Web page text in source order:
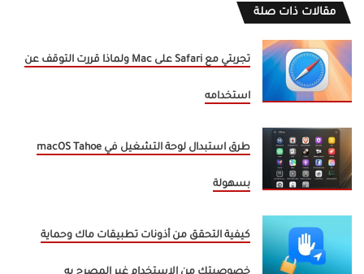
مقالات ذات صلة
تجربتي مع Safari على Mac ولماذا قررت التوقف عن
استخدامه
طرق استبدال لوحة التشغيل في macOS Tahoe
بسهولة
كيفية التحقق من أذونات تطبيقات ماك وحماية